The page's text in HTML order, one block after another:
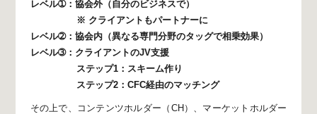
レベル➀：協会外（自分のビジネスで）
※ クライアントもパートナーに
レベル➁：協会内（異なる専門分野のタッグで相乗効果）
レベル➂：クライアントのJV支援
ステップ1：スキーム作り
ステップ2：CFC経由のマッチング
その上で、 コンテンツホルダー（CH）、 マーケットホルダー